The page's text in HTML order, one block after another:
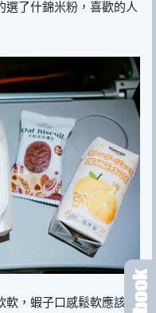
選了什錦米粉，喜歡的人
軟，蝦子口感鬆軟應該是